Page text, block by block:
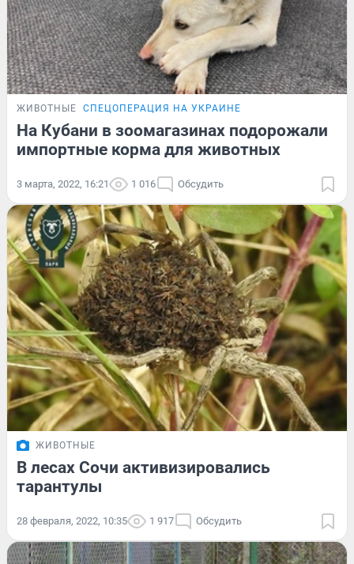
ЖИВОТНЫЕ СПЕЦОПЕРАЦИЯ НА УКРАИНЕ
На Кубани в зоомагазинах подорожали
импортные корма для животных
3 марта, 2022, 16:21 1 016 Обсудить
ЖИВОТНЫЕ
В лесах Сочи активизировались
тарантулы
28 февраля, 2022, 10:35 1 917 Обсудить